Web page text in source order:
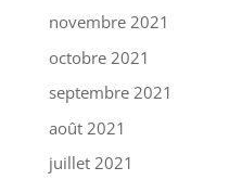
novembre 2021
octobre 2021
septembre 2021
août 2021
juillet 2021